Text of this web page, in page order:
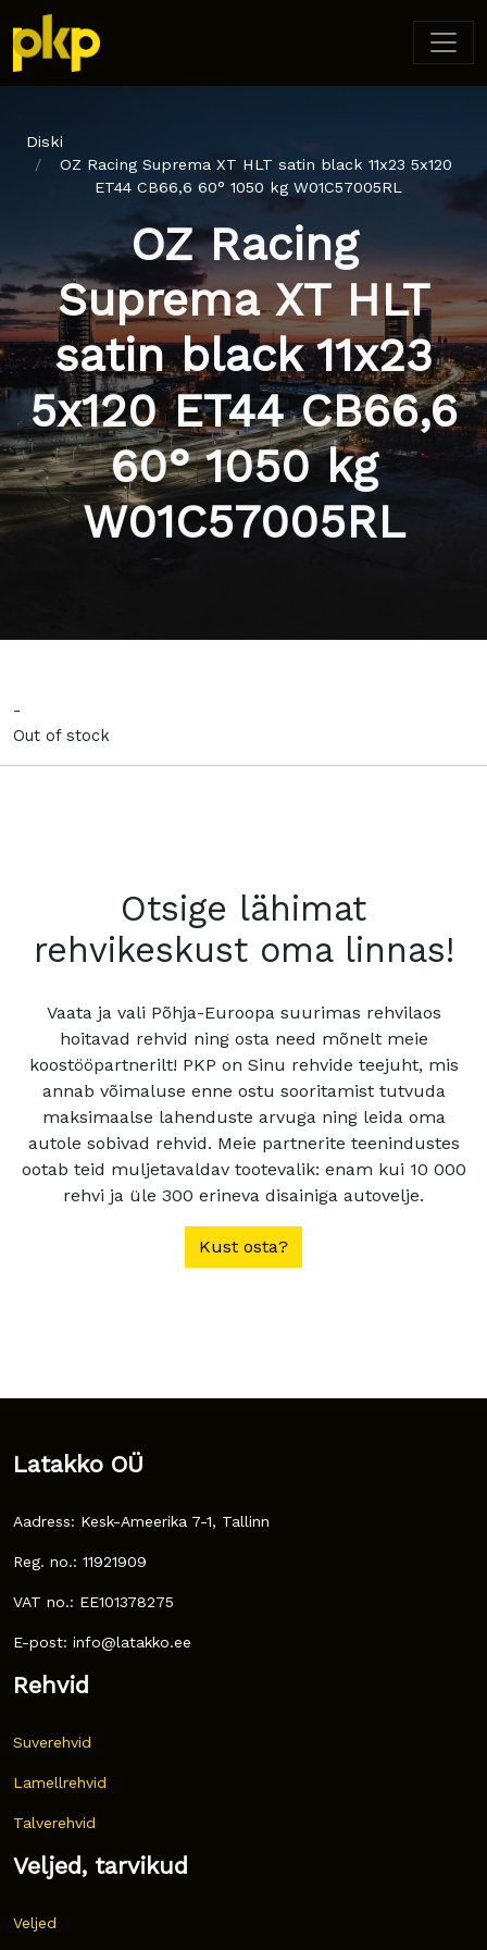
Diski
OZ Racing Suprema XT HLT satin black 11x23 5x120
ET44 CB66,6 60° 1050 kg W01C57005RL
OZ Racing
Suprema XT HLT
satin black 11x23
5x120 ET44 CB66,6
60° 1050 kg
W01C57005RL
-
Out of stock
Otsige lähimat
rehvikeskust oma linnas!
Vaata ja vali Põhja-Euroopa suurimas rehvilaos
hoitavad rehvid ning osta need mõnelt meie
koostööpartnerilt! PKP on Sinu rehvide teejuht, mis
annab võimaluse enne ostu sooritamist tutvuda
maksimaalse lahenduste arvuga ning leida oma
autole sobivad rehvid. Meie partnerite teenindustes
ootab teid muljetavaldav tootevalik: enam kui 10 000
rehvi ja üle 300 erineva disainiga autovelje.
Kust osta?
Latakko OÜ
Aadress: Kesk-Ameerika 7-1, Tallinn
Reg. no.: 11921909
VAT no.: EE101378275
E-post: info@latakko.ee
Rehvid
Suverehvid
Lamellrehvid
Talverehvid
Veljed, tarvikud
Veljed